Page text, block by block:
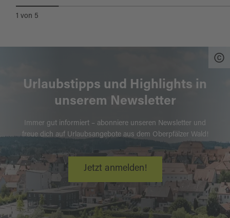
1 von 5
Urlaubstipps und Highlights in
unserem Newsletter
Immer gut informiert – abonniere unseren Newsletter und
freue dich auf Urlaubsangebote aus dem Oberpfälzer Wald!
Jetzt anmelden!